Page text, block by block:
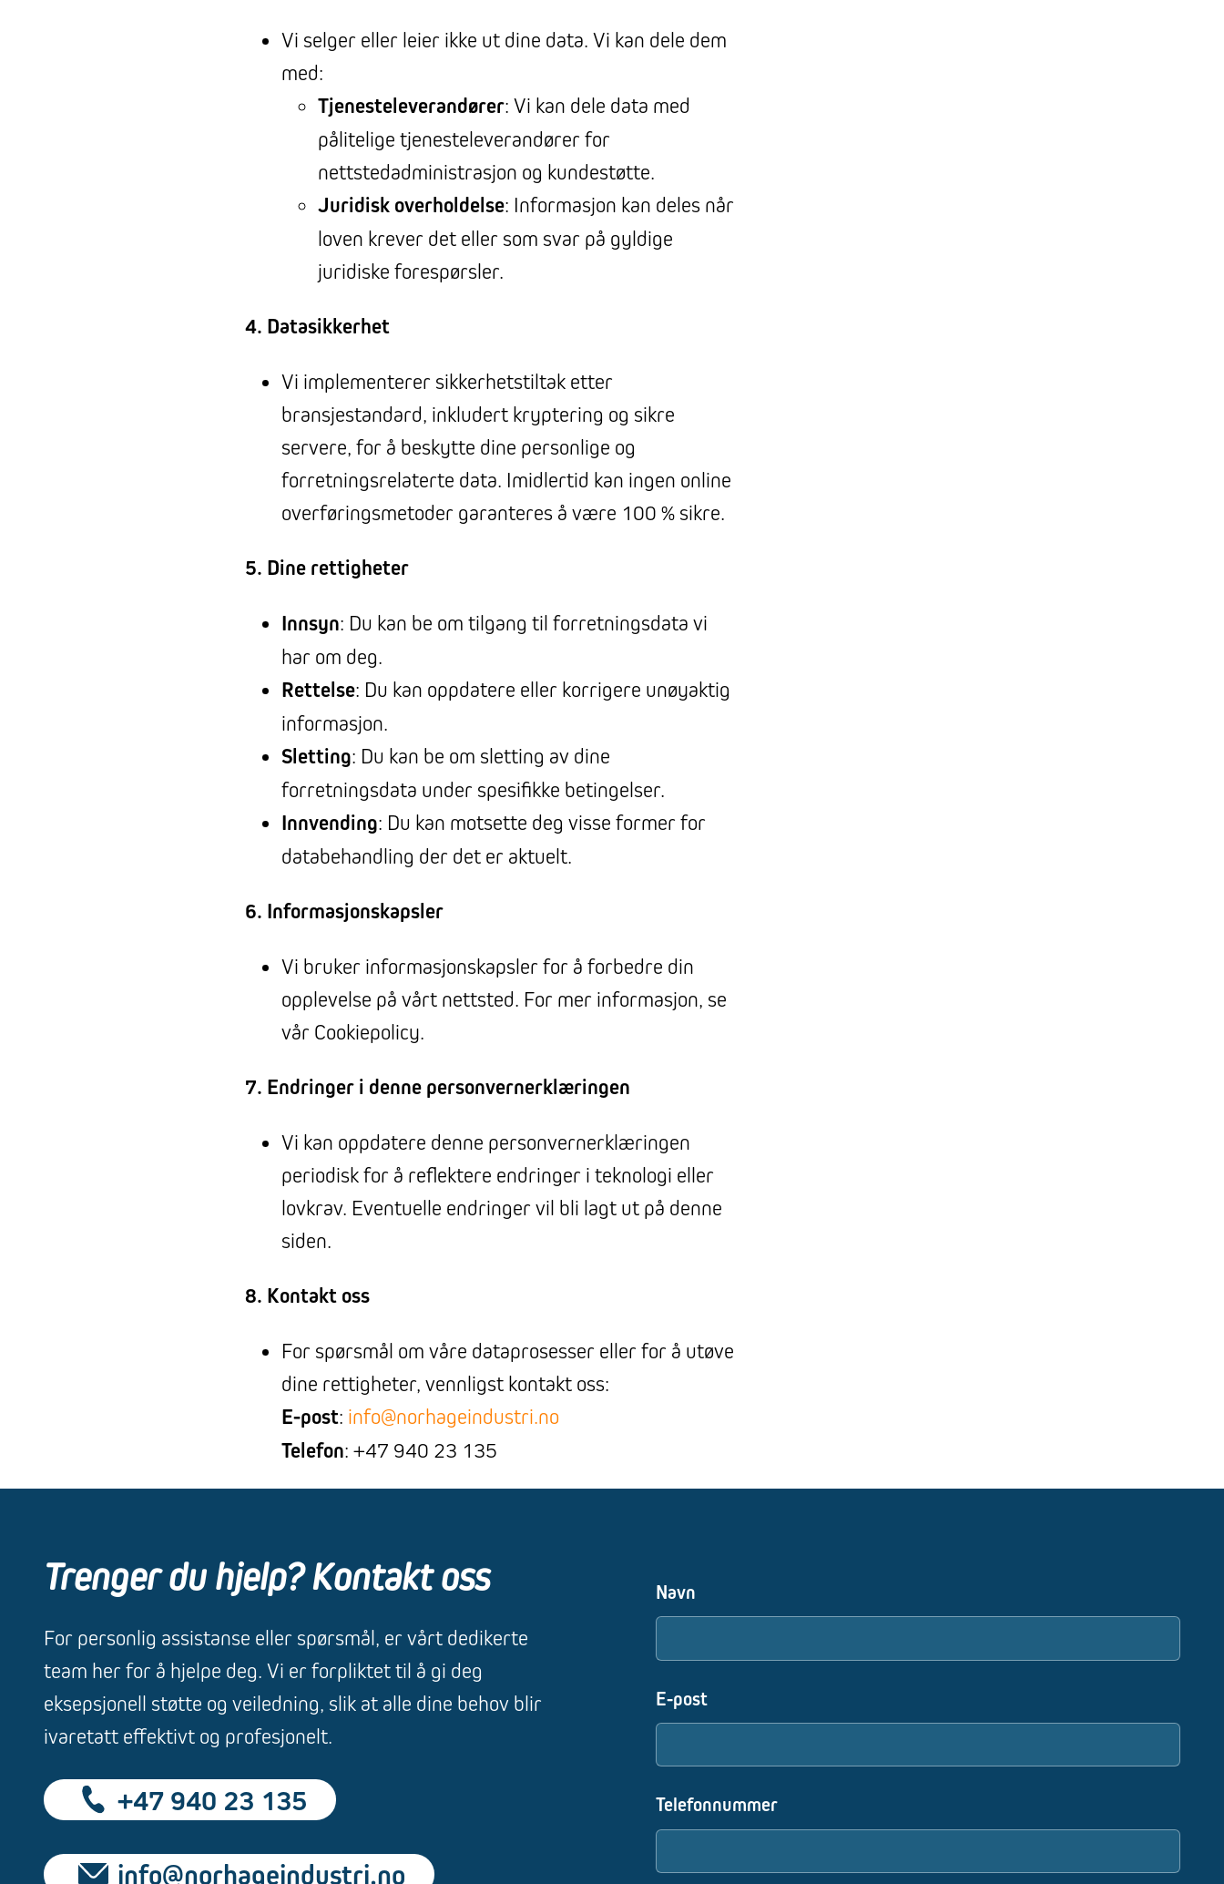
Vi selger eller leier ikke ut dine data. Vi kan dele dem
med:
Tjenesteleverandører: Vi kan dele data med
pålitelige tjenesteleverandører for
nettstedadministrasjon og kundestøtte.
Juridisk overholdelse: Informasjon kan deles når
loven krever det eller som svar på gyldige
juridiske forespørsler.
4. Datasikkerhet
Vi implementerer sikkerhetstiltak etter
bransjestandard, inkludert kryptering og sikre
servere, for å beskytte dine personlige og
forretningsrelaterte data. Imidlertid kan ingen online
overføringsmetoder garanteres å være 100 % sikre.
5. Dine rettigheter
Innsyn: Du kan be om tilgang til forretningsdata vi
har om deg.
Rettelse: Du kan oppdatere eller korrigere unøyaktig
informasjon.
Sletting: Du kan be om sletting av dine
forretningsdata under spesifikke betingelser.
Innvending: Du kan motsette deg visse former for
databehandling der det er aktuelt.
6. Informasjonskapsler
Vi bruker informasjonskapsler for å forbedre din
opplevelse på vårt nettsted. For mer informasjon, se
vår Cookiepolicy.
7. Endringer i denne personvernerklæringen
Vi kan oppdatere denne personvernerklæringen
periodisk for å reflektere endringer i teknologi eller
lovkrav. Eventuelle endringer vil bli lagt ut på denne
siden.
8. Kontakt oss
For spørsmål om våre dataprosesser eller for å utøve
dine rettigheter, vennligst kontakt oss:
E-post: info@norhageindustri.no
Telefon: +47 940 23 135
Trenger du hjelp? Kontakt oss
For personlig assistanse eller spørsmål, er vårt dedikerte
team her for å hjelpe deg. Vi er forpliktet til å gi deg
eksepsjonell støtte og veiledning, slik at alle dine behov blir
ivaretatt effektivt og profesjonelt.
+47 940 23 135
info@norhageindustri.no
Navn
E-post
Telefonnummer